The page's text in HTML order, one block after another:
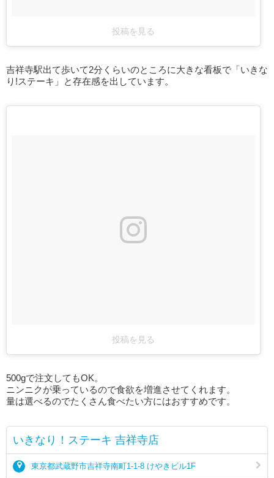
投稿を見る
吉祥寺駅出て歩いて2分くらいのところに大きな看板で「いきな
り!ステーキ」と存在感を出しています。
投稿を見る
500gで注文してもOK。
ニンニクが乗っているので食欲を増進させてくれます。
量は選べるのでたくさん食べたい方にはおすすめです。
いきなり！ステーキ 吉祥寺店
東京都武蔵野市吉祥寺南町1-1-8 けやきビル1F